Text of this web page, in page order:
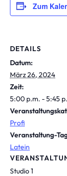
Zum
DETAILS
Datum:
März 26, 2024
Zeit:
5:00 p.m. - 5:45
Profi
Veranstaltung-
Latein
Studio 1